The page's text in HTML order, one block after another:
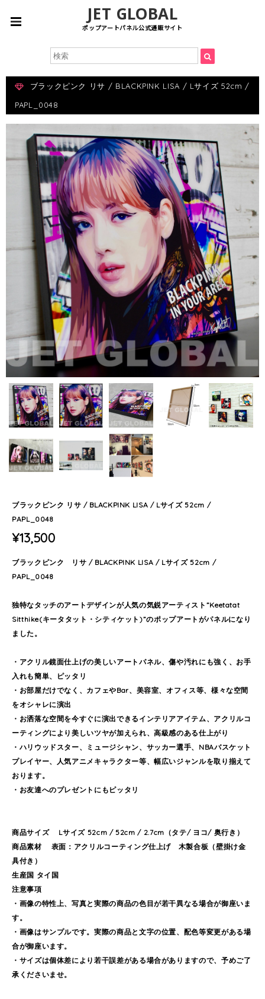
JET GLOBAL
ポップアートパネル公式通販サイト
ブラックピンク リサ / BLACKPINK LISA / Lサイズ 52cm /
PAPL_0048
ブラックピンク リサ / BLACKPINK LISA / Lサイズ 52cm /
PAPL_0048
¥13,500
ブラックピンク リサ / BLACKPINK LISA / Lサイズ 52cm /
PAPL_0048
独特なタッチのアートデザインが人気の気鋭アーティスト”Keetatat
Sitthike(キータタット・シティケット)”のポップアートがパネルになり
ました。
・アクリル鏡面仕上げの美しいアートパネル、傷や汚れにも強く、お手
入れも簡単、ピッタリ
・お部屋だけでなく、カフェやBar、美容室、オフィス等、様々な空間
をオシャレに演出
・お洒落な空間を今すぐに演出できるインテリアアイテム、アクリルコ
ーティングにより美しいツヤが加えられ、高級感のある仕上がり
・ハリウッドスター、ミュージシャン、サッカー選手、NBAバスケット
プレイヤー、人気アニメキャラクター等、幅広いジャンルを取り揃えて
おります。
・お友達へのプレゼントにもピッタリ
商品サイズ Lサイズ 52cm / 52cm / 2.7cm（タテ/ ヨコ/ 奥行き）
商品素材 表面：アクリルコーティング仕上げ 木製合板（壁掛け金
具付き）
生産国 タイ国
注意事項
・画像の特性上、写真と実際の商品の色目が若干異なる場合が御座いま
す。
・画像はサンプルです。実際の商品と文字の位置、配色等変更がある場
合が御座います。
・サイズは個体差により若干誤差がある場合がありますので、予めご了
承くださいませ。